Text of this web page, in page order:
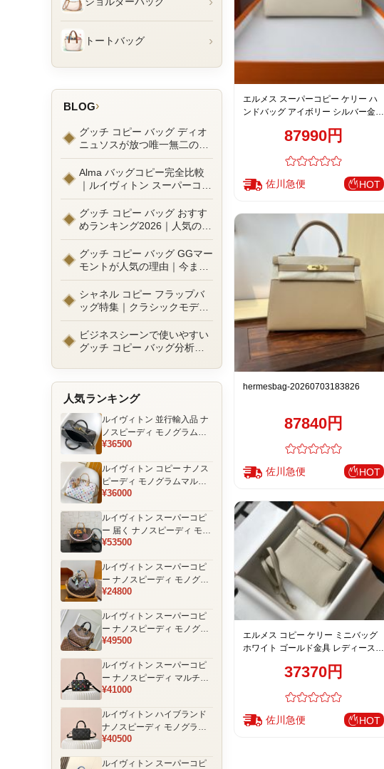
トートバッグ ›
BLOG›
グッチ コピー バッグ ディオ
ニュソスが放つ唯一無二の魅
力とは？新作ラインナップ徹
底ガイドとリアルコーデ例
Alma バッグコピー完全比較
｜ルイヴィトン スーパーコピ
ーで叶えるエレガントな日常
グッチ コピー バッグ おすす
めランキング2026｜人気の
GGマーモントから定番モデ
ルまで徹底比較！コピーバッ
グ通販の選び方
グッチ コピー バッグ GGマー
モントが人気の理由｜今また
選ばれる定番ラグジュアリー
バッグとは
シャネル コピー フラップバ
ッグ特集｜クラシックモデル
の魅力と永遠に愛される理由
ビジネスシーンで使いやすい
グッチ コピー バッグ分析｜
人気ランキング
ルイヴィトン 並行輸入品 ナ
ノスピーディ モノグラムエ
クリプス ブラック チェーン
¥36500
ルイヴィトン コピー ナノス
ピーディ モノグラムマルチ
カラー ホワイト ゴールド金
バッグ
¥36000
ルイヴィトン スーパーコピ
ー 届く ナノスピーディ モノ
グラム ポーチ付き ミニボス
品
¥53500
ルイヴィトン スーパーコピ
ー ナノスピーディ モノグラ
ム 編み込みストラップ ミニ
気モデル
¥24800
ルイヴィトン スーパーコピ
ー ナノスピーディ モノグラ
ム ブラックハンドル 2WAY
¥49500
ルイヴィトン スーパーコピ
ー ナノスピーディ マルチカ
ラーモノグラム ミニボスト
ス
¥41000
ルイヴィトン ハイブランド
ナノスピーディ モノグラム
シャドウ 2WAYミニバッグ
¥40500
ルイヴィトン スーパーコピ
エルメス スーパーコピー ケリー ハ
ンドバッグ アイボリー シルバー金具
87990円
佐川急便 HOT
hermesbag-20260703183826
87840円
佐川急便 HOT
エルメス コピー ケリー ミニバッグ
ホワイト ゴールド金具 レディース
37370円
佐川急便 HOT